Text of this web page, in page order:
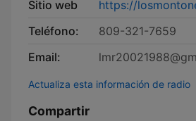
Sitio web
https://
Teléfono:
809-321-7659
Email:
Actualiza esta información de radio
Compartir